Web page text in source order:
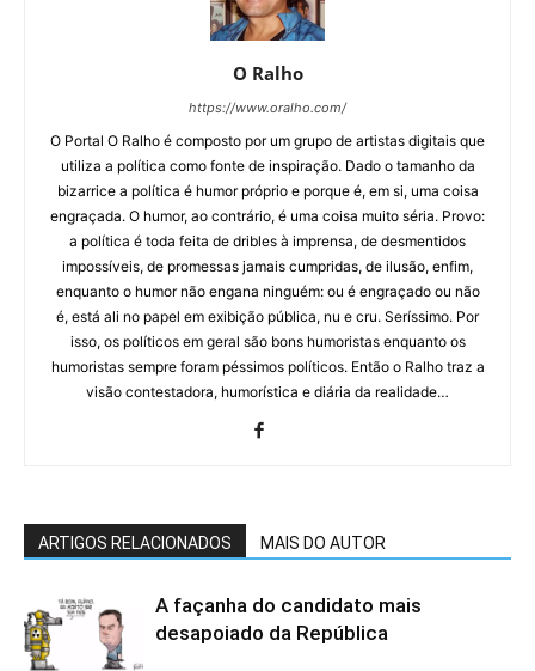
O Ralho
https://www.oralho.com/
O Portal O Ralho é composto por um grupo de artistas digitais que
utiliza a política como fonte de inspiração. Dado o tamanho da
bizarrice a política é humor próprio e porque é, em si, uma coisa
engraçada. O humor, ao contrário, é uma coisa muito séria. Provo:
a política é toda feita de dribles à imprensa, de desmentidos
impossíveis, de promessas jamais cumpridas, de ilusão, enfim,
enquanto o humor não engana ninguém: ou é engraçado ou não
é, está ali no papel em exibição pública, nu e cru. Seríssimo. Por
isso, os políticos em geral são bons humoristas enquanto os
humoristas sempre foram péssimos políticos. Então o Ralho traz a
visão contestadora, humorística e diária da realidade…
ARTIGOS RELACIONADOS MAIS DO AUTOR
A façanha do candidato mais
desapoiado da República